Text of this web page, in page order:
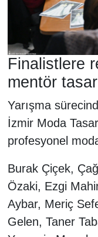
Finalistlere
mentör
Yarışma
İzmir Moda
profesyonel
Burak Çiçek,
Özaki, Ezgi
Aybar, Meriç
Gelen, Taner